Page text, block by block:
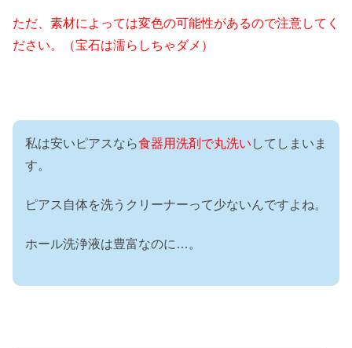
ただ、素材によっては変色の可能性があるので注意してく
ださい。（宝石は濡らしちゃダメ）
私は安いピアスなら食器用洗剤で丸洗い してしまいま
す。
ピアス自体を洗うクリーナーって少ないんですよね。
ホール洗浄液は豊富なのに…。